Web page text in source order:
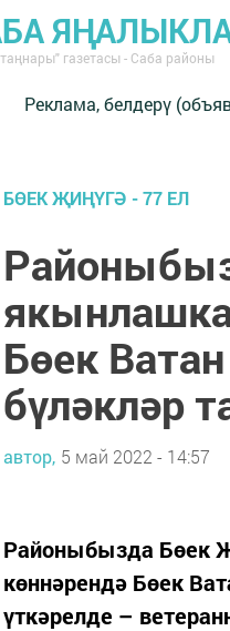
газетасы - Саба районы
Реклама, белдерү
БӨЕК ҖИҢҮГӘ - 77 ЕЛ
Бөек
бүләкләр
автор, 5 май 2022 - 14:57
Районыбызда Бөек
көннәрендә Бөек
үткәрелде –